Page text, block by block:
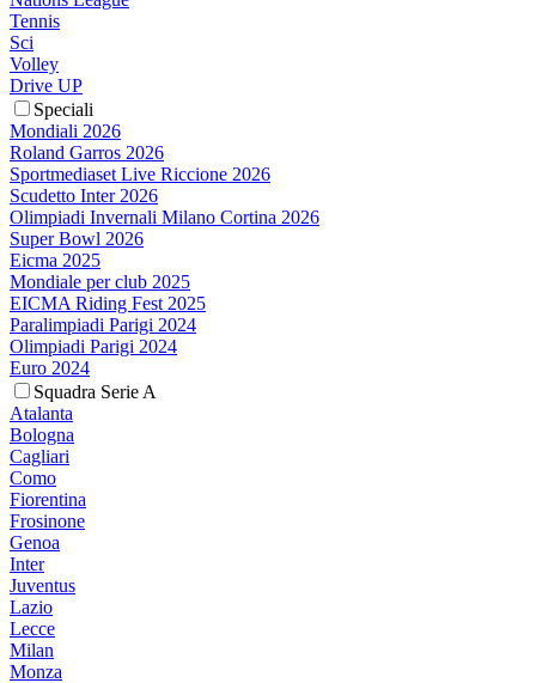
Tennis
Sci
Volley
Drive UP
Speciali
Mondiali 2026
Roland Garros 2026
Sportmediaset Live Riccione 2026
Scudetto Inter 2026
Olimpiadi Invernali Milano Cortina 2026
Super Bowl 2026
Eicma 2025
Mondiale per club 2025
EICMA Riding Fest 2025
Paralimpiadi Parigi 2024
Olimpiadi Parigi 2024
Euro 2024
Squadra Serie A
Atalanta
Bologna
Cagliari
Como
Fiorentina
Frosinone
Genoa
Inter
Juventus
Lazio
Lecce
Milan
Monza